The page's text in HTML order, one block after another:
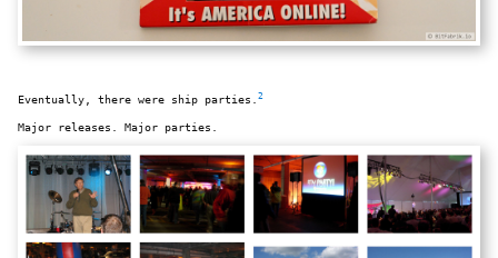
Eventually, there were ship parties. 2
Major releases. Major parties.